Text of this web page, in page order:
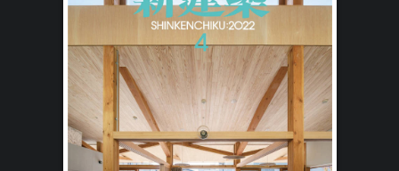
多建筑师的活动逐渐向都市或环境议题拓展，透过理念与创造对社会
深具贡献，本志深刻了解这一点，因此藉由揭载的内容，不断将建筑
所诞生的无限可能性持续传递给大家。每期都会送上现今极受注目的
建筑主题规划成特集，透过一系列建筑作品实例与评论，让大家更清
楚了解最新的建筑趋势。